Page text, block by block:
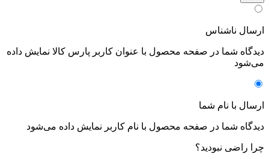
ارسال ناشناس
دیدگاه شما در صفحه محصول با عنوان کاربر پارس کالا نمایش داده
می‌شود
ارسال با نام شما
دیدگاه شما در صفحه محصول با نام کاربر نمایش داده می‌شود
چرا راضی نبودید؟